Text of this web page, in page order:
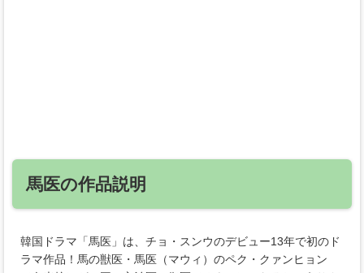
馬医の作品説明
韓国ドラマ「馬医」は、チョ・スンウのデビュー13年で初のド
ラマ作品！馬の獣医・馬医（マウィ）のペク・クァンヒョン